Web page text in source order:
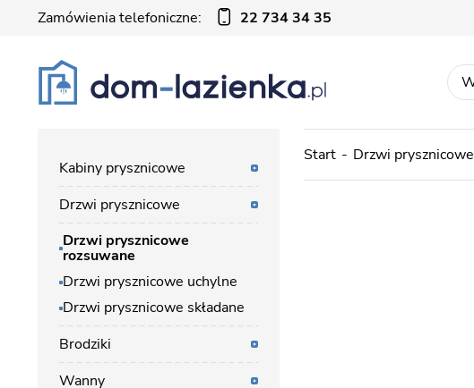
Zamówienia telefoniczne: 22 734 34 35
Start Drzwi prysznicowe
Kabiny prysznicowe
Drzwi prysznicowe
Drzwi prysznicowe
rozsuwane
Drzwi prysznicowe uchylne
Drzwi prysznicowe składane
Brodziki
Wanny